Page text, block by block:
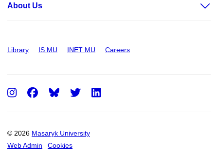
About Us
Library IS MU INET MU Careers
© 2026 Masaryk University
Web Admin
Cookies
Instagram
FacebookTwitter